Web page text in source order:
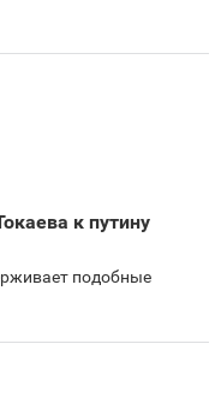
к путину
подобные